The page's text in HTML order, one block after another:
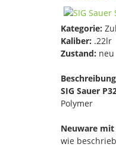
Kategorie:
Kaliber: .22lr
Zustand: neu
SIG Sauer
Polymer
Neuware mit
wie